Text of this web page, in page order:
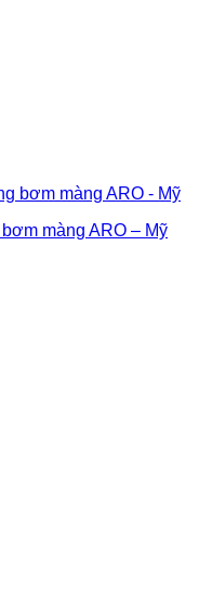
màng ARO – Mỹ